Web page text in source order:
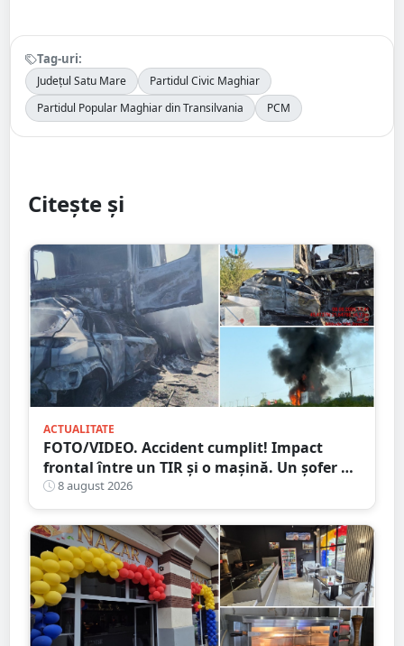
Tag-uri:
Județul Satu Mare
Partidul Civic Maghiar
Partidul Popular Maghiar din Transilvania
PCM
Citește și
ACTUALITATE
FOTO/VIDEO. Accident cumplit! Impact
frontal între un TIR și o mașină. Un șofer a
murit carbonizat
8 august 2026